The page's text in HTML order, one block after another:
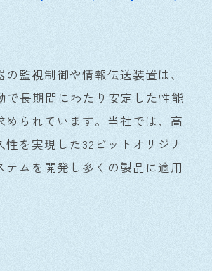
監視制御や情報伝送装置は、
で長期間にわたり安定した性能
められています。当社では、高
性を実現した32ビットオリジナ
テムを開発し多くの製品に適用